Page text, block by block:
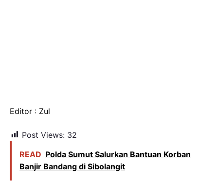
Editor : Zul
Post Views: 32
READ Polda Sumut Salurkan Bantuan Korban
Banjir Bandang di Sibolangit